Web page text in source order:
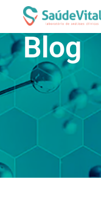
Blog